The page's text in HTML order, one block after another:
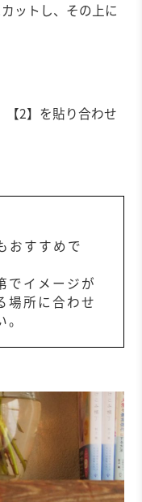
ットし、その上に
【2】を貼り合わせ
おすすめで
でイメージが
場所に合わせ